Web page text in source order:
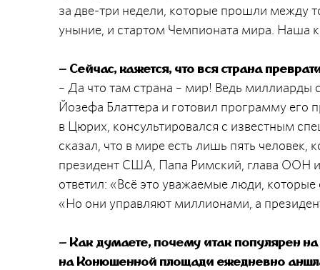
за две-три недели, которые прошли между
уныние, и стартом Чемпионата мира. Наша
– Сейчас, кажется, что вся страна
– Да что там страна – мир! Ведь миллиарды
Йозефа Блаттера и готовил программу его
в Цюрих, консультировался с известным
сказал, что в мире есть лишь пять
президент США, Папа Римский, глава ООН
ответил: «Всё это уважаемые люди,
«Но они управляют миллионами, а
– Как думаете, почему итак популярен
на Конюшенной площади ежедневно